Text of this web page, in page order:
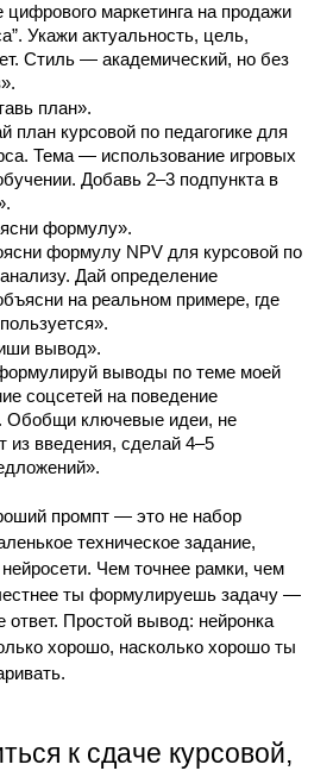
цифрового маркетинга на продажи
Укажи актуальность, цель,
Стиль — академический, но без
план».
Тема — использование игровых
Добавь 2–3 подпункта в
формулу».
Дай определение
на реальном примере, где
вывод».
соцсетей на поведение
Обобщи ключевые идеи, не
из введения, сделай 4–5
промпт — это не набор
техническое задание,
Чем точнее рамки, чем
ты формулируешь задачу —
ответ. Простой вывод: нейронка
хорошо, насколько хорошо ты
к сдаче курсовой,